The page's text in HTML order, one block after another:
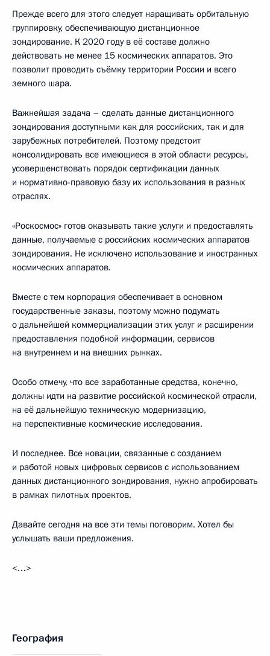
Прежде всего для этого следует наращивать орбитальную
группировку, обеспечивающую дистанционное
зондирование. К 2020 году в её составе должно
действовать не менее 15 космических аппаратов. Это
позволит проводить съёмку территории России и всего
земного шара.
Важнейшая задача – сделать данные дистанционного
зондирования доступными как для российских, так и для
зарубежных потребителей. Поэтому предстоит
консолидировать все имеющиеся в этой области ресурсы,
усовершенствовать порядок сертификации данных
и нормативно-правовую базу их использования в разных
отраслях.
«Роскосмос» готов оказывать такие услуги и предоставлять
данные, получаемые с российских космических аппаратов
зондирования. Не исключено использование и иностранных
космических аппаратов.
Вместе с тем корпорация обеспечивает в основном
государственные заказы, поэтому можно подумать
о дальнейшей коммерциализации этих услуг и расширении
предоставления подобной информации, сервисов
на внутреннем и на внешних рынках.
Особо отмечу, что все заработанные средства, конечно,
должны идти на развитие российской космической отрасли,
на её дальнейшую техническую модернизацию,
на перспективные космические исследования.
И последнее. Все новации, связанные с созданием
и работой новых цифровых сервисов с использованием
данных дистанционного зондирования, нужно апробировать
в рамках пилотных проектов.
Давайте сегодня на все эти темы поговорим. Хотел бы
услышать ваши предложения.
<…>
География